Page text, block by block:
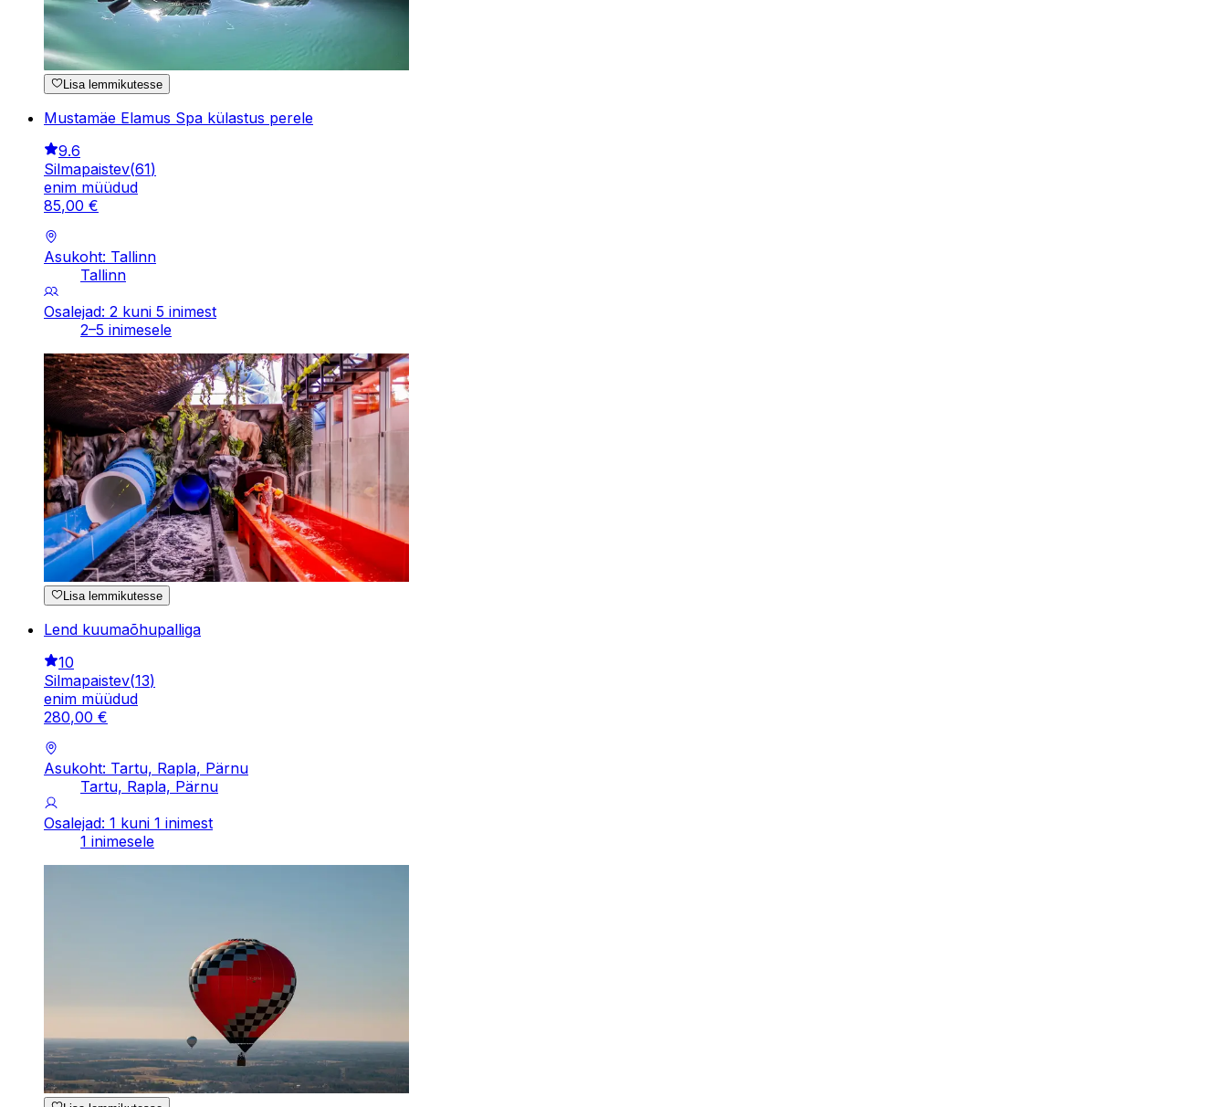
Lisa lemmikutesse
Mustamäe Elamus Spa külastus perele
9.6
Silmapaistev(61)
enim müüdud
85,00 €
Asukoht: Tallinn
Tallinn
Osalejad: 2 kuni 5 inimest
2–5 inimesele
Lisa lemmikutesse
Lend kuumaõhupalliga
10
Silmapaistev(13)
enim müüdud
280,00 €
Asukoht: Tartu, Rapla, Pärnu
Tartu, Rapla, Pärnu
Osalejad: 1 kuni 1 inimest
1 inimesele